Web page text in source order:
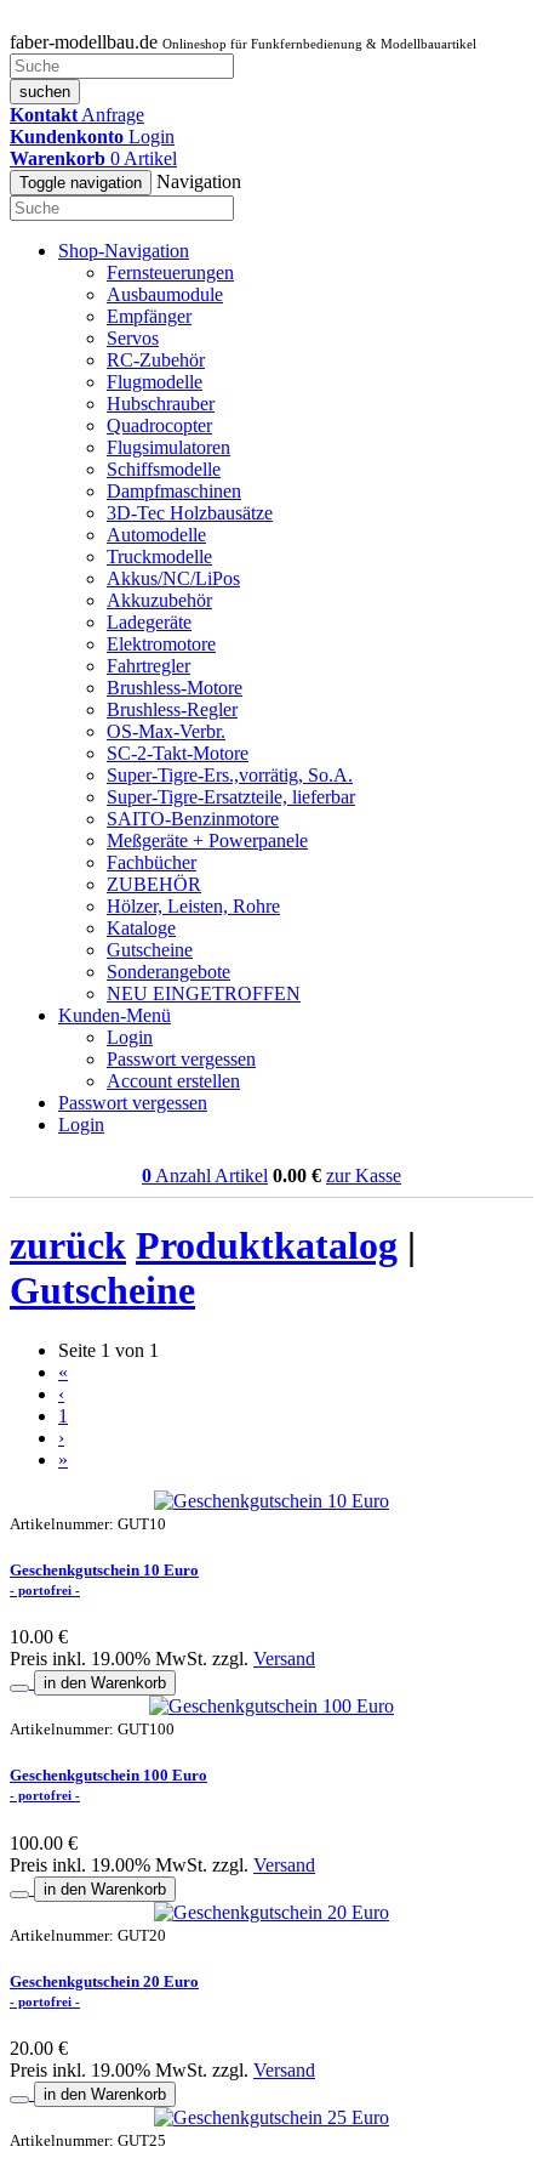
faber-modellbau.de Onlineshop für Funkfernbedienung & Modellbauartikel
suchen
Kontakt Anfrage
Kundenkonto Login
Warenkorb 0 Artikel
Toggle navigation Navigation
Shop-Navigation
Fernsteuerungen
Ausbaumodule
Empfänger
Servos
RC-Zubehör
Flugmodelle
Hubschrauber
Quadrocopter
Flugsimulatoren
Schiffsmodelle
Dampfmaschinen
3D-Tec Holzbausätze
Automodelle
Truckmodelle
Akkus/NC/LiPos
Akkuzubehör
Ladegeräte
Elektromotore
Fahrtregler
Brushless-Motore
Brushless-Regler
OS-Max-Verbr.
SC-2-Takt-Motore
Super-Tigre-Ers.,vorrätig, So.A.
Super-Tigre-Ersatzteile, lieferbar
SAITO-Benzinmotore
Meßgeräte + Powerpanele
Fachbücher
ZUBEHÖR
Hölzer, Leisten, Rohre
Kataloge
Gutscheine
Sonderangebote
NEU EINGETROFFEN
Kunden-Menü
Login
Passwort vergessen
Account erstellen
Passwort vergessen
Login
0 Anzahl Artikel 0.00 € zur Kasse
zurück Produktkatalog |
Gutscheine
Seite 1 von 1
«
‹
1
›
»
Artikelnummer: GUT10
Geschenkgutschein 10 Euro
- portofrei -
10.00 €
Preis inkl. 19.00% MwSt. zzgl. Versand
in den Warenkorb
Artikelnummer: GUT100
Geschenkgutschein 100 Euro
- portofrei -
100.00 €
Preis inkl. 19.00% MwSt. zzgl. Versand
in den Warenkorb
Artikelnummer: GUT20
Geschenkgutschein 20 Euro
- portofrei -
20.00 €
Preis inkl. 19.00% MwSt. zzgl. Versand
in den Warenkorb
Artikelnummer: GUT25